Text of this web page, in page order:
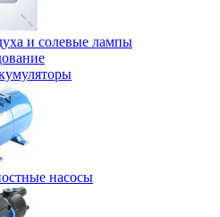
и солевые лампы
насосы